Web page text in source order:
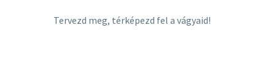
Tervezd meg, térképezd fel a vágyaid!